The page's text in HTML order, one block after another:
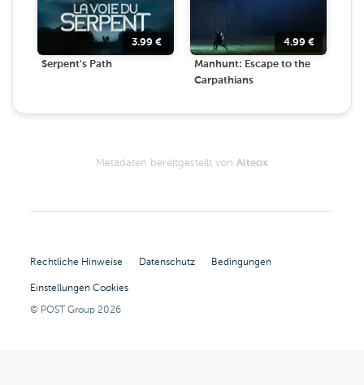
3.99 €
Serpent's Path
4.99 €
Manhunt: Escape to the
Carpathians
Metadaten bereitgestellt von Alteox
Rechtliche Hinweise Datenschutz Bedingungen
Einstellungen Cookies
© POST Group2026